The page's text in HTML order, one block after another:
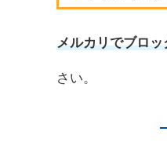
メルカリでブロ
さい。